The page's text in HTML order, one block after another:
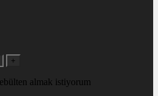
+
almak istiyorum